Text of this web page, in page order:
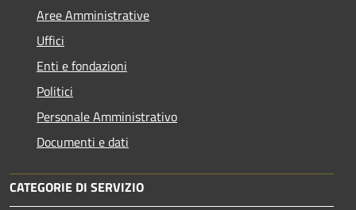
Aree Amministrative
Uffici
Enti e fondazioni
Politici
Personale Amministrativo
Documenti e dati
CATEGORIE DI SERVIZIO